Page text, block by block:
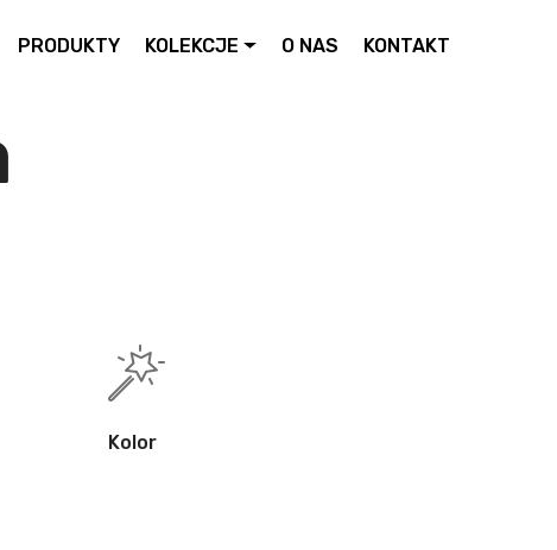
PRODUKTY KOLEKCJE O NAS KONTAKT
Kolor